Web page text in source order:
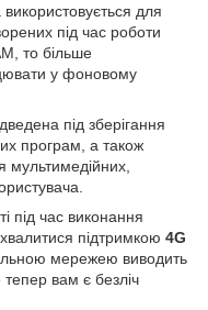
використовується для
під час роботи
то більше
у фоновому
під зберігання
програм, а також
мультимедійних,
під час виконання
підтримкою 4G
мережею виводить
вам є безліч